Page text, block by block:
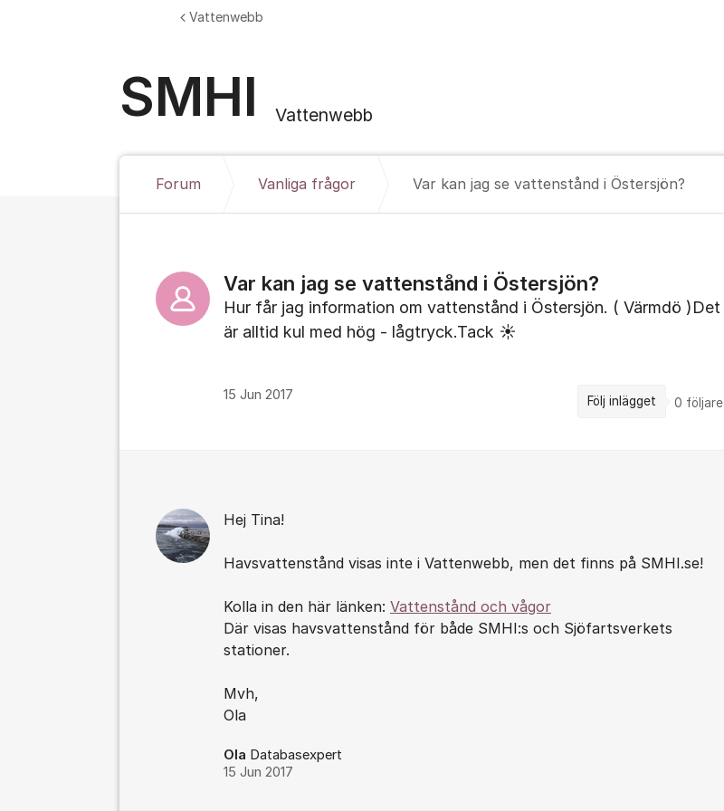
SMHI Vattenwebb
Vattenwebb
Forum Vanliga frågor Var kan jag se vattenstånd i Östersjön?
Var kan jag se vattenstånd i Östersjön?
Hur får jag information om vattenstånd i Östersjön. ( Värmdö )Det
är alltid kul med hög - lågtryck.Tack ☀️
15 Jun 2017 Följ inlägget 0 följare
Hej Tina!
Havsvattenstånd visas inte i Vattenwebb, men det finns på SMHI.se!
Kolla in den här länken: Vattenstånd och vågor
Där visas havsvattenstånd för både SMHI:s och Sjöfartsverkets
stationer.
Mvh,
Ola
Ola Databasexpert
15 Jun 2017